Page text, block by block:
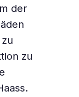
der
zu